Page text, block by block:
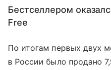
Бестселлером
Free
По итогам первых двух
в России было продано